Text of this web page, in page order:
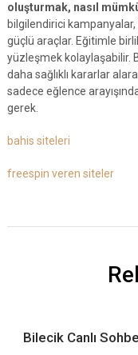
oluşturmak, nasıl
bilgilendirici
güçlü araçlar. Eğitimle
yüzleşmek kolaylaşabilir.
daha sağlıklı kararlar
sadece eğlence
gerek.
bahis siteleri
freespin veren siteler
Bilecik Canlı